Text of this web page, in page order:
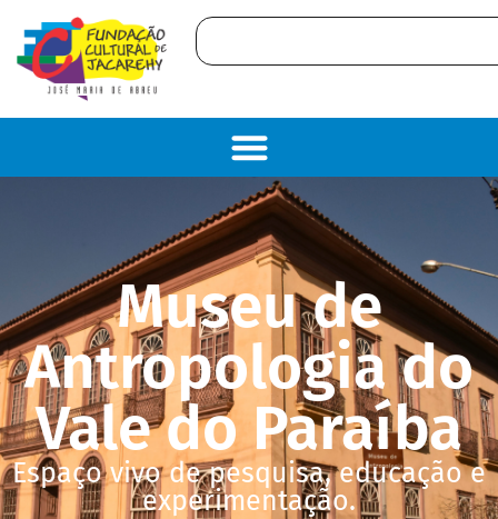
Museu de
Antropologia do
Vale do Paraíba
Espaço vivo de pesquisa, educação e
experimentação.